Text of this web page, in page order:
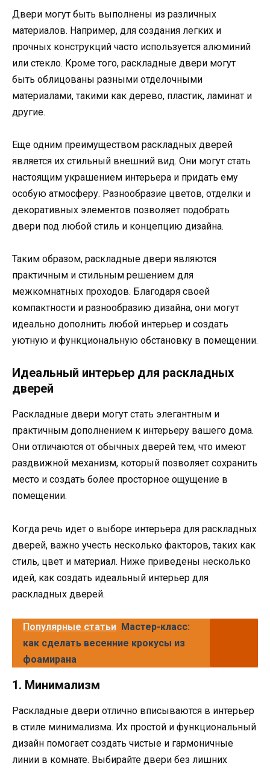
Двери могут быть выполнены из различных
материалов. Например, для создания легких и
прочных конструкций часто используется алюминий
или стекло. Кроме того, раскладные двери могут
быть облицованы разными отделочными
материалами, такими как дерево, пластик, ламинат и
другие.
Еще одним преимуществом раскладных дверей
является их стильный внешний вид. Они могут стать
настоящим украшением интерьера и придать ему
особую атмосферу. Разнообразие цветов, отделки и
декоративных элементов позволяет подобрать
двери под любой стиль и концепцию дизайна.
Таким образом, раскладные двери являются
практичным и стильным решением для
межкомнатных проходов. Благодаря своей
компактности и разнообразию дизайна, они могут
идеально дополнить любой интерьер и создать
уютную и функциональную обстановку в помещении.
Идеальный интерьер для раскладных
дверей
Раскладные двери могут стать элегантным и
практичным дополнением к интерьеру вашего дома.
Они отличаются от обычных дверей тем, что имеют
раздвижной механизм, который позволяет сохранить
место и создать более просторное ощущение в
помещении.
Когда речь идет о выборе интерьера для раскладных
дверей, важно учесть несколько факторов, таких как
стиль, цвет и материал. Ниже приведены несколько
идей, как создать идеальный интерьер для
раскладных дверей.
Популярные статьи Мастер-класс:
как сделать весенние крокусы из
фоамирана
1. Минимализм
Раскладные двери отлично вписываются в интерьер
в стиле минимализма. Их простой и функциональный
дизайн помогает создать чистые и гармоничные
линии в комнате. Выбирайте двери без лишних